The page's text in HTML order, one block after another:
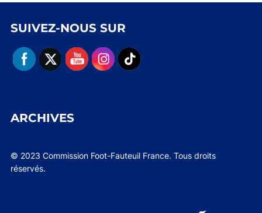
SUIVEZ-NOUS SUR
ARCHIVES
© 2023 Commission Foot-Fauteuil France. Tous droits
réservés.